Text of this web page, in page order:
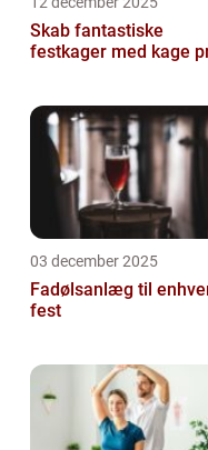
Skab fantastiske
festkager med kage
03 december 2025
Fadølsanlæg til
fest